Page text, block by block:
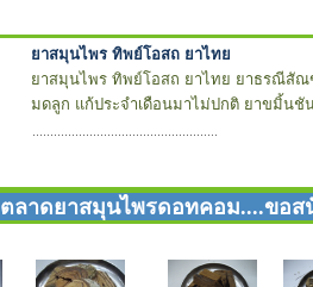
ยาสมุนไพร ทิพย์โอสถ ยาไทย
ยาสมุนไพร ทิพย์โอสถ ยาไทย ยาธรณีสั
มดลูก แก้ประจำเดือนมาไม่ปกติ ยาขมิ้นชั
ตลาดยาสมุนไพรดอทคอม....ขอ